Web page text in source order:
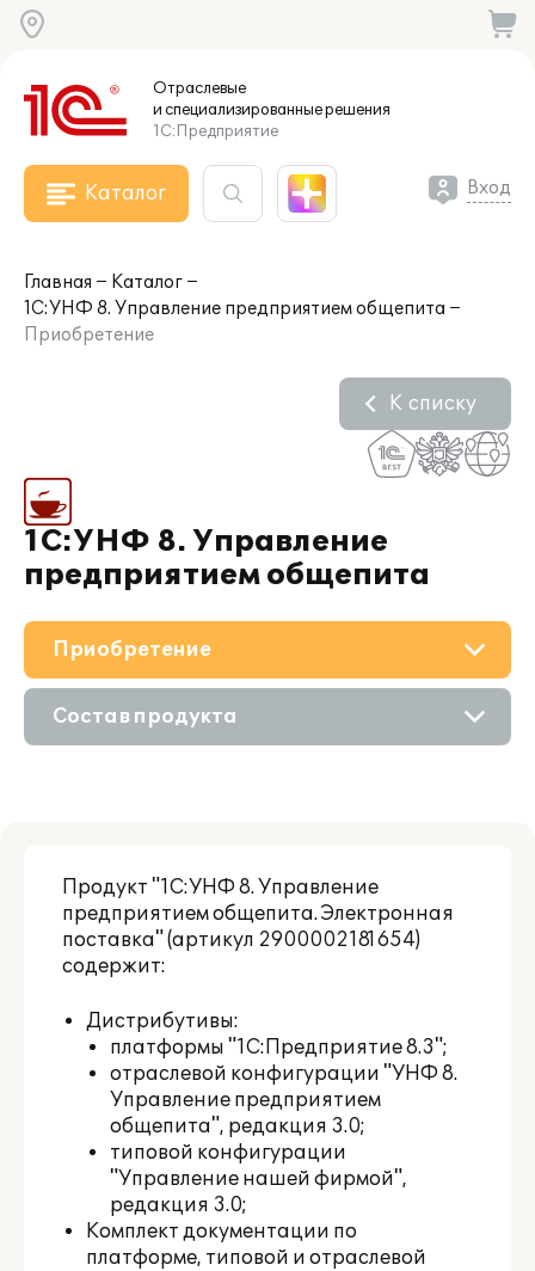
Отраслевые
и специализированныерешения
1С:Предприятие
Каталог Вход
Главная
Каталог
1С:УНФ 8. Управление предприятием общепита
Приобретение
1С:УНФ 8. Управление
предприятием общепита
К списку
О решении
Приобретение
Партнерам
Состав продукта
Аренда продукта
Продукт "1С:УНФ 8. Управление
предприятием общепита. Электронная
поставка" (артикул 2900002181654)
содержит:
Дистрибутивы:
платформы "1С:Предприятие 8.3";
отраслевой конфигурации "УНФ 8.
Управление предприятием
общепита", редакция 3.0;
типовой конфигурации
"Управление нашей фирмой",
редакция 3.0;
Комплект документации по
платформе, типовой и отраслевой